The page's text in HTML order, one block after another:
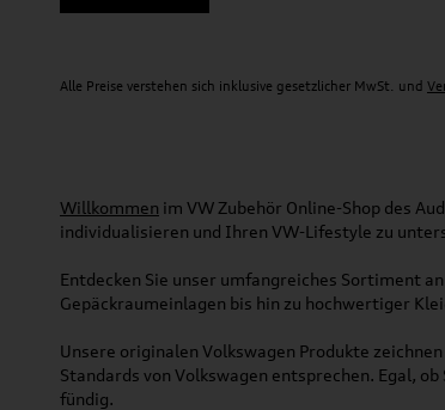
Alle Preise verstehen sich inklusive gesetzlicher MwSt. und
Willkommen im VW Zubehör Online-Shop des
individualisieren und Ihren VW-Lifestyle zu
Entdecken Sie unser umfangreiches Sortiment
Gepäckraumeinlagen bis hin zu hochwertiger
Unsere originalen Volkswagen Produkte
Standards von Volkswagen entsprechen. Egal,
fündig.